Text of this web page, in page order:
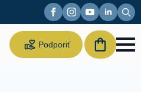
for:
Podporiť
us